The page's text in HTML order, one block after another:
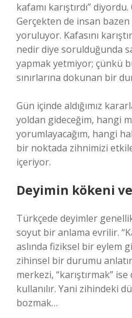
kafamı karıştırdı”
Gerçekten de insan
yoruluyor. Kafasını
nedir diye sorulduğunda
yapmak yetmiyor; çünkü
sınırlarına dokunan bir
Gün içinde aldığımız
yoldan gideceğim, hangi
yorumlayacağım, hangi
bir noktada zihnimizi
içeriyor.
Deyimin kökeni
Türkçede deyimler
soyut bir anlama evrilir.
aslında fiziksel bir eylem
zihinsel bir durumu
merkezi, “karıştırmak”
kullanılır. Yani zihindeki
bozmak…